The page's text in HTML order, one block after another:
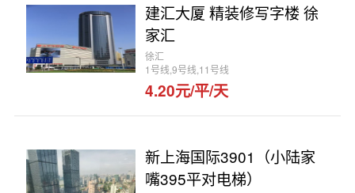
建汇大厦 精装修写字楼 徐
家汇
徐汇
1号线,9号线,11号线
4.20元/平/天
新上海国际3901（小陆家
嘴395平对电梯）